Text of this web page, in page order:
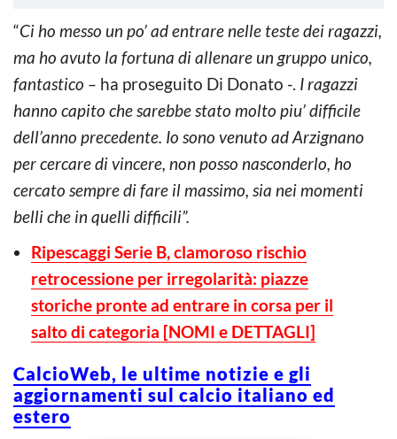
“Ci ho messo un po’ ad entrare nelle teste dei ragazzi,
ma ho avuto la fortuna di allenare un gruppo unico,
fantastico – ha proseguito Di Donato -. I ragazzi
hanno capito che sarebbe stato molto piu’ difficile
dell’anno precedente. Io sono venuto ad Arzignano
per cercare di vincere, non posso nasconderlo, ho
cercato sempre di fare il massimo, sia nei momenti
belli che in quelli difficili”.
Ripescaggi Serie B, clamoroso rischio
retrocessione per irregolarità: piazze
storiche pronte ad entrare in corsa per il
salto di categoria [NOMI e DETTAGLI]
CalcioWeb, le ultime notizie e gli
aggiornamenti sul calcio italiano ed
estero